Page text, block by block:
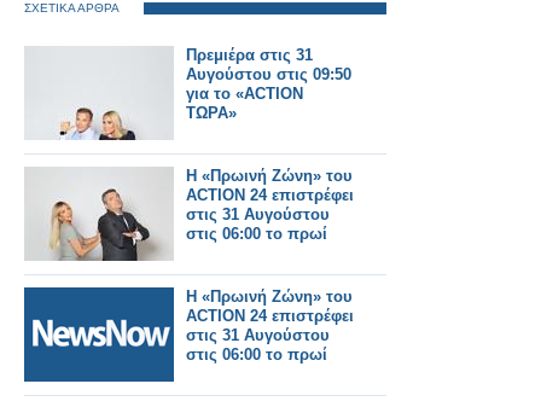
ΣΧΕΤΙΚΑ ΑΡΘΡΑ
Πρεμιέρα στις 31
Αυγούστου στις 09:50
για το «ACTION
ΤΩΡΑ»
Η «Πρωινή Ζώνη» του
ACTION 24 επιστρέφει
στις 31 Αυγούστου
στις 06:00 το πρωί
Η «Πρωινή Ζώνη» του
ACTION 24 επιστρέφει
στις 31 Αυγούστου
στις 06:00 το πρωί